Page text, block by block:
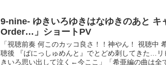
9-nine- ゆきいろゆきはなゆきのあと
Order…」ショートPV
「視聴前奏 何このカッコ良さ！！神やん！ 視聴中
聴後 『ぱにっしゅめんと』でとどめ刺してきた…
きいろ思い出して泣く←今ここ」「希亜編の曲は全